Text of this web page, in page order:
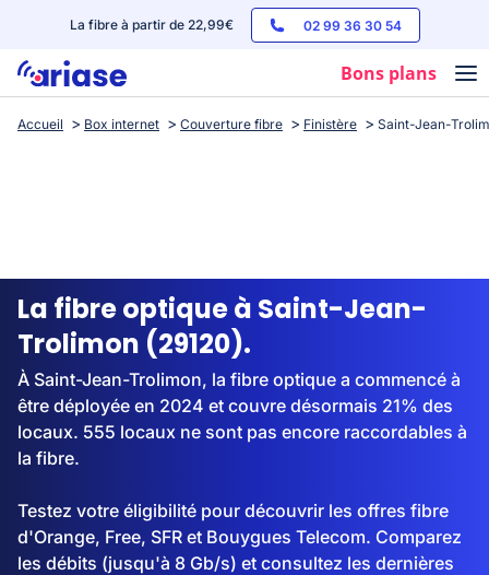
La fibre à partir de 22,99€ 02 99 36 30 54
Bons plans
Box internet
Streaming
Accueil Box internet Couverture fibre Finistère Saint-Jean-
La fibre optique à Saint-Jean-
Trolimon (29120).
À Saint-Jean-Trolimon, la fibre optique a commencé à
être déployée en 2024 et couvre désormais 21% des
locaux. 555 locaux ne sont pas encore raccordables à
la fibre.
Testez votre éligibilité pour découvrir les offres fibre
d'Orange, Free, SFR et Bouygues Telecom. Comparez
les débits (jusqu'à 8 Gb/s) et consultez les dernières